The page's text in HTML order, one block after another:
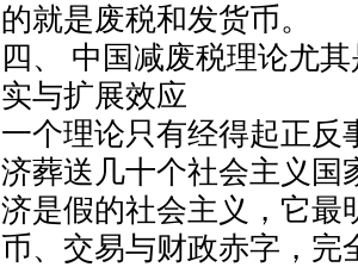
的就是废税和发货币。
四、 中国减废税理论尤
实与扩展效应
一个理论只有经得起正反
济葬送几十个社会主义国
济是假的社会主义，它最
币、交易与财政赤字，完